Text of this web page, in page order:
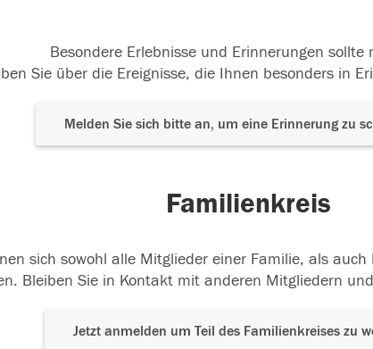
Besondere Erlebnisse und Erinnerungen sollte
Sie über die Ereignisse, die Ihnen besonders in
Melden Sie sich bitte an, um eine Erinnerung zu
Familienkreis
sich sowohl alle Mitglieder einer Familie, als
Bleiben Sie in Kontakt mit anderen Mitgliedern
Jetzt anmelden um Teil des Familienkreises zu